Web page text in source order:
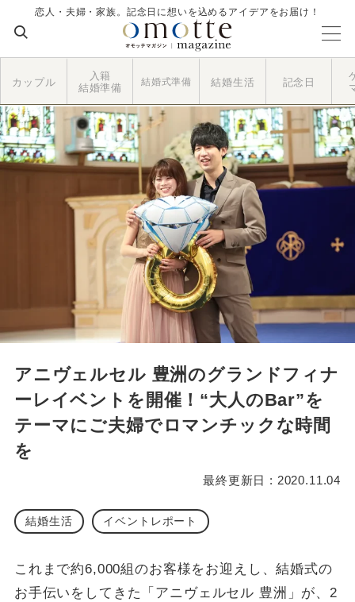
恋人・夫婦・家族。記念日に想いを込めるアイデアをお届け！
カップル
入籍
結婚準備
結婚式準備 結婚生活 記念日
アニヴェルセル 豊洲のグランドフィナ
ーレイベントを開催！“大人のBar”を
テーマにご夫婦でロマンチックな時間
を
最終更新日 : 2020.11.04
結婚生活 イベントレポート
これまで約6,000組のお客様をお迎えし、結婚式の
お手伝いをしてきた「アニヴェルセル 豊洲」が、2